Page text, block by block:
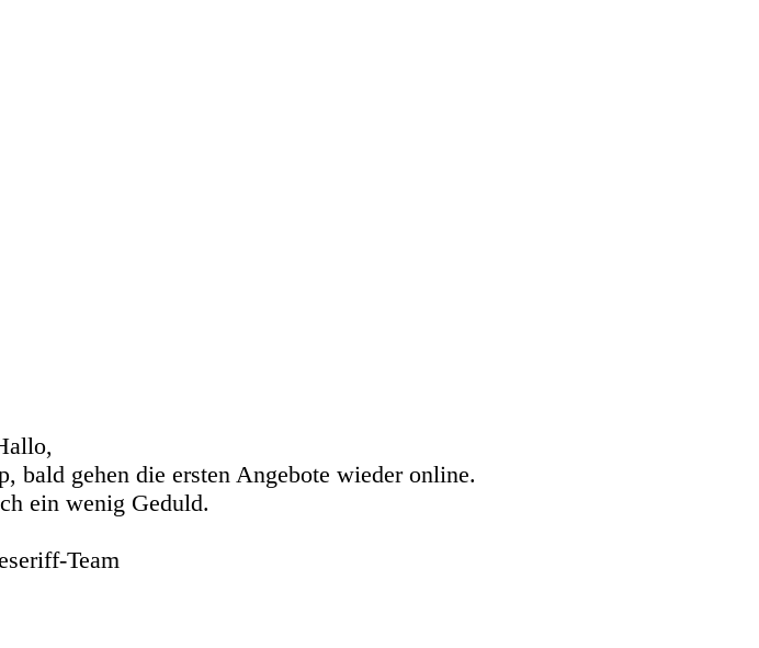
bald gehen die ersten Angebote wieder online.
ein wenig Geduld.
Team